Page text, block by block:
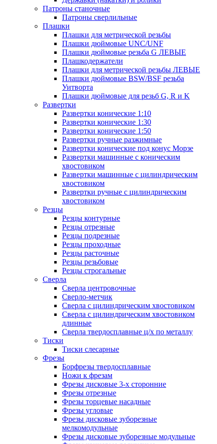
Патроны станочные
Патроны сверлильные
Плашки
Плашки для метрической резьбы
Плашки дюймовые UNC/UNF
Плашки дюймовые резьба G ЛЕВЫЕ
Плашкодержатели
Плашки для метрической резьбы ЛЕВЫЕ
Плашки дюймовые BSW/BSF резьба
Уитворта
Плашки дюймовые для резьб G, R и K
Развертки
Развертки конические 1:10
Развертки конические 1:30
Развертки конические 1:50
Развертки ручные разжимные
Развертки конические под конус Морзе
Развертки машинные с коническим
хвостовиком
Развертки машинные с цилиндрическим
хвостовиком
Развертки ручные с цилиндрическим
хвостовиком
Резцы
Резцы контурные
Резцы отрезные
Резцы подрезные
Резцы проходные
Резцы расточные
Резцы резьбовые
Резцы строгальные
Сверла
Сверла центровочные
Сверло-метчик
Сверла с цилиндрическим хвостовиком
Сверла с цилиндрическим хвостовиком
длинные
Сверла твердосплавные ц/х по металлу
Тиски
Тиски слесарные
Фрезы
Борфрезы твердосплавные
Ножи к фрезам
Фрезы дисковые 3-х сторонние
Фрезы отрезные
Фрезы торцевые насадные
Фрезы угловые
Фрезы дисковые зуборезные
мелкомодульные
Фрезы дисковые зуборезные модульные